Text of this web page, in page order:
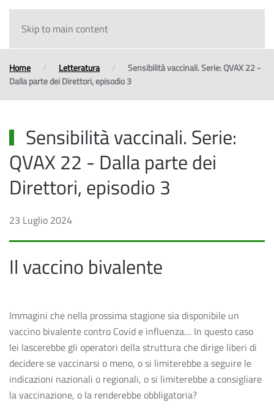
Skip to main content
Home Letteratura
Sensibilità vaccinali. Serie: QVAX 22 -
Dalla parte dei Direttori, episodio 3
Sensibilità vaccinali. Serie:
QVAX 22 - Dalla parte dei
Direttori, episodio 3
23 Luglio 2024
Il vaccino bivalente
Immagini che nella prossima stagione sia disponibile un
vaccino bivalente contro Covid e influenza… In questo caso
lei lascerebbe gli operatori della struttura che dirige liberi di
decidere se vaccinarsi o meno, o si limiterebbe a seguire le
indicazioni nazionali o regionali, o si limiterebbe a consigliare
la vaccinazione, o la renderebbe obbligatoria?